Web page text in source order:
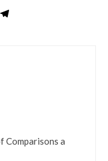
Comparisons a